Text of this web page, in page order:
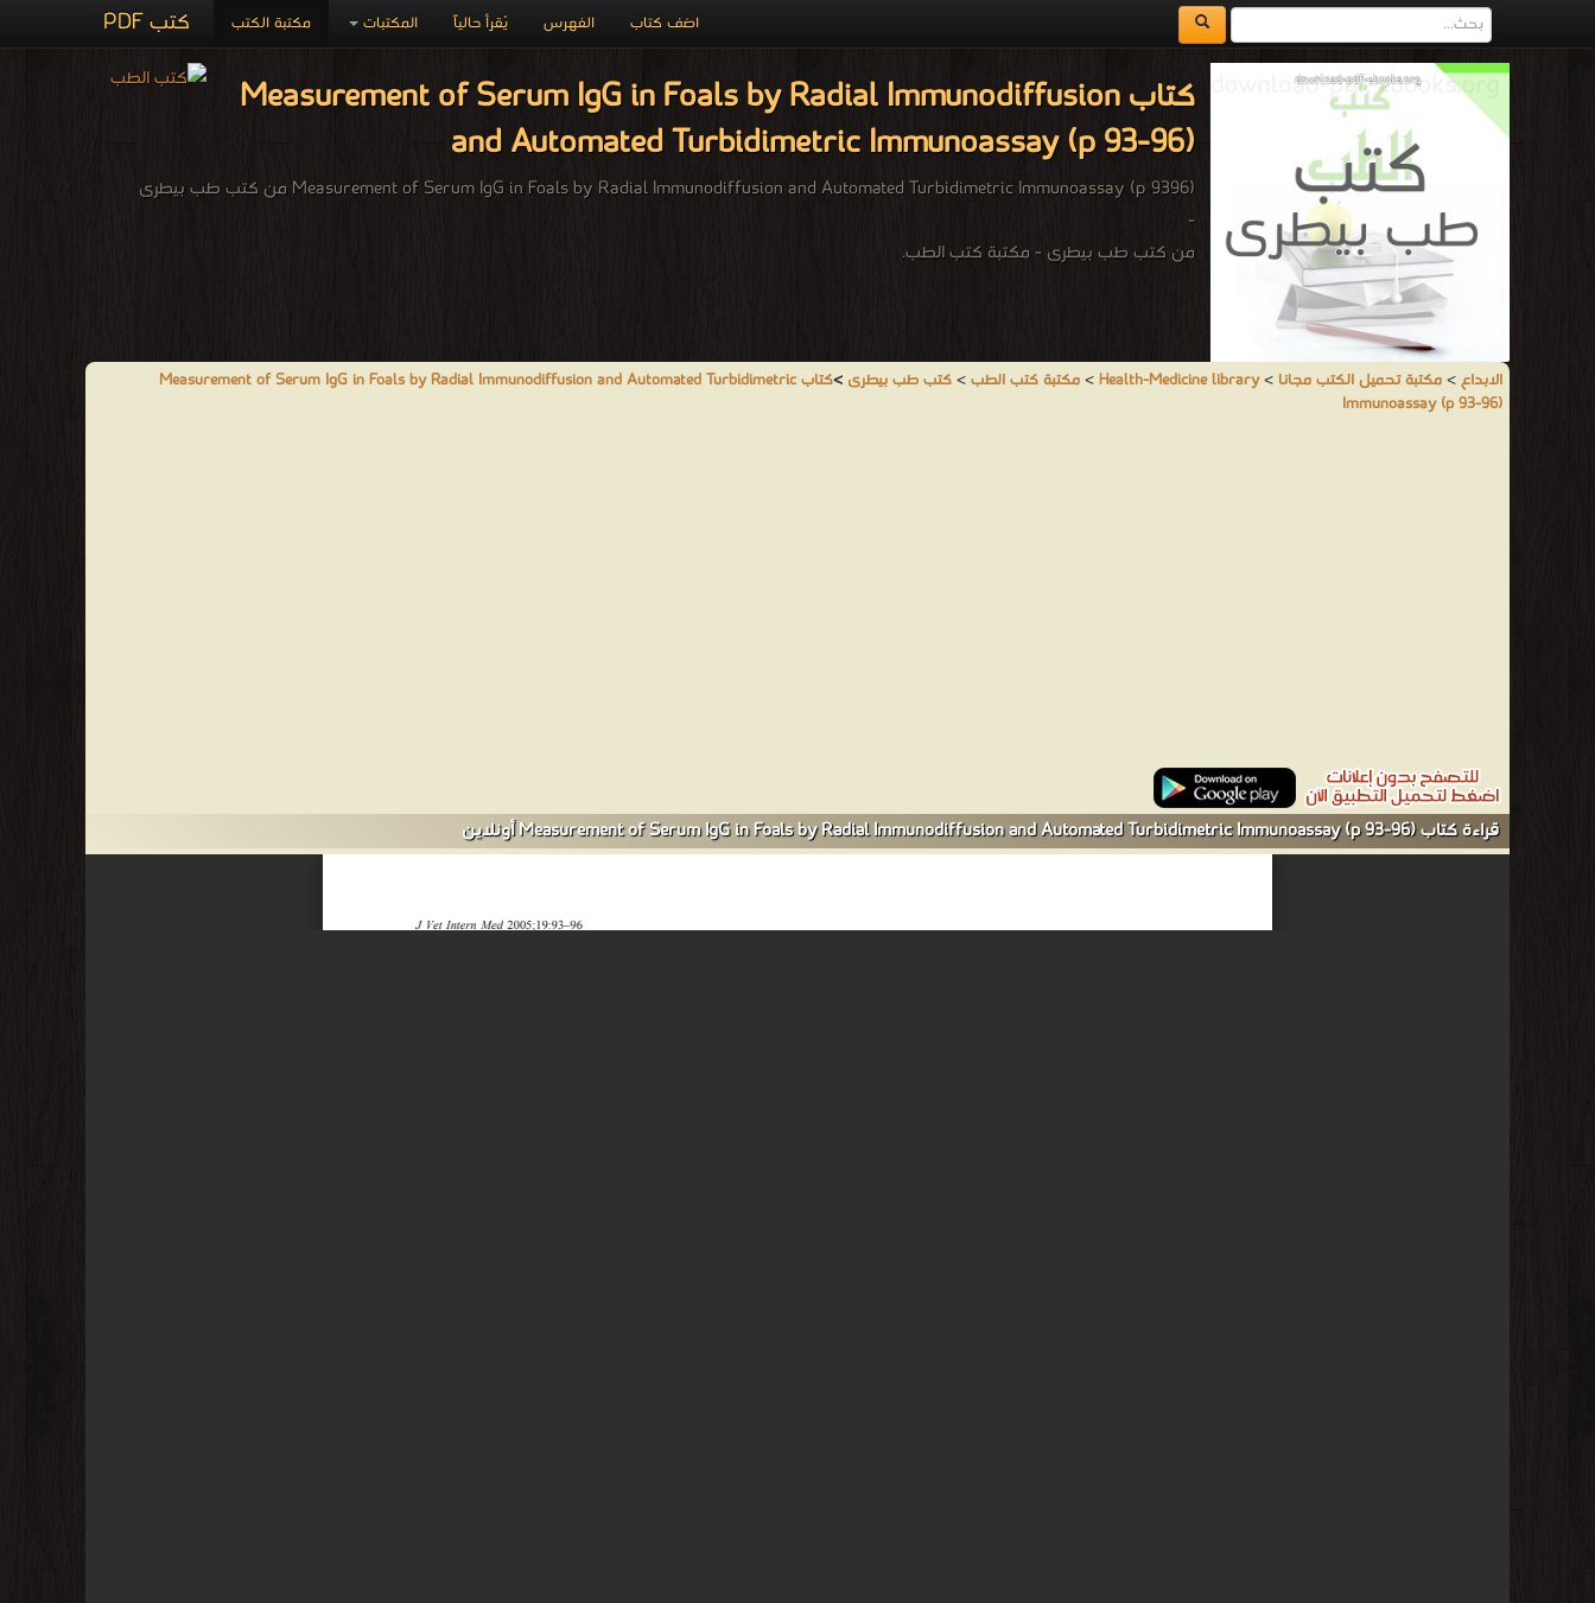
كتب PDF مكتبة الكتب المكتبات يُقرأ حالياً الفهرس اضف كتاب
كتاب Measurement of Serum IgG in Foals by Radial Immunodiffusion
and Automated Turbidimetric Immunoassay (p 93-96)
Measurement of Serum IgG in Foals by Radial Immunodiffusion and Automated Turbidimetric Immunoassay (p 9396) من كتب طب بيطرى
-
من كتب طب بيطرى - مكتبة كتب الطب.
الابداع>مكتبة تحميل الكتب مجانا >
Health-Medicine library
>مكتبة كتب الطب>كتب طب بيطرى >
كتاب Measurement of Serum IgG in Foals by Radial Immunodiffusion and Automated Turbidimetric
Immunoassay (p 93-96)
قراءة كتاب Measurement of Serum IgG in Foals by Radial Immunodiffusion and Automated Turbidimetric Immunoassay (p 93-96) أونلاين